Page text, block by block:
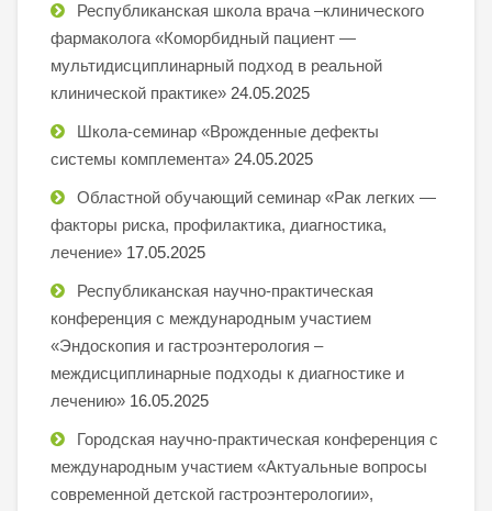
Республиканская школа врача –клинического
фармаколога «Коморбидный пациент —
мультидисциплинарный подход в реальной
клинической практике» 24.05.2025
Школа-семинар «Врожденные дефекты
системы комплемента» 24.05.2025
Областной обучающий семинар «Рак легких —
факторы риска, профилактика, диагностика,
лечение» 17.05.2025
Республиканская научно-практическая
конференция с международным участием
«Эндоскопия и гастроэнтерология –
междисциплинарные подходы к диагностике и
лечению» 16.05.2025
Городская научно-практическая конференция с
международным участием «Актуальные вопросы
современной детской гастроэнтерологии»,